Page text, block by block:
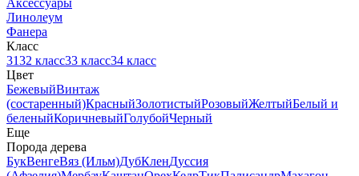
Аксессуары
Линолеум
Фанера
Класс
3132 класс33 класс34 класс
Цвет
БежевыйВинтаж
(состаренный)КрасныйЗолотистыйРозовыйЖелтыйБелый и
беленыйКоричневыйГолубойЧерный
Еще
Порода дерева
БукВенгеВяз (Ильм)ДубКленДуссия